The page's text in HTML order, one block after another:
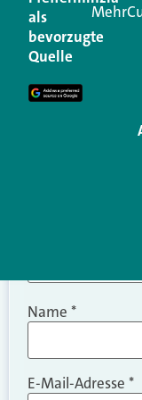
Ihre E-Mail-
Erforderliche
Kommentar
Name *
E-Mail-Adresse *
als
bevorzugte
Quelle